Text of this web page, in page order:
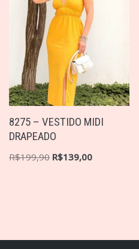
8275 – VESTIDO MIDI
DRAPEADO
R$199,90 R$139,00